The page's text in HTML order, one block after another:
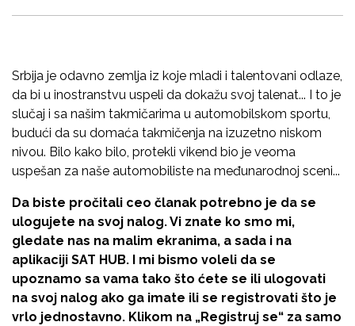
Srbija je odavno zemlja iz koje mladi i talentovani odlaze,
da bi u inostranstvu uspeli da dokažu svoj talenat... I to je
slučaj i sa našim takmičarima u automobilskom sportu,
budući da su domaća takmičenja na izuzetno niskom
nivou. Bilo kako bilo, protekli vikend bio je veoma
uspešan za naše automobiliste na međunarodnoj sceni...
Da biste pročitali ceo članak potrebno je da se
ulogujete na svoj nalog. Vi znate ko smo mi,
gledate nas na malim ekranima, a sada i na
aplikaciji SAT HUB. I mi bismo voleli da se
upoznamo sa vama tako što ćete se ili ulogovati
na svoj nalog ako ga imate ili se registrovati što je
vrlo jednostavno. Klikom na „Registruj se“ za samo